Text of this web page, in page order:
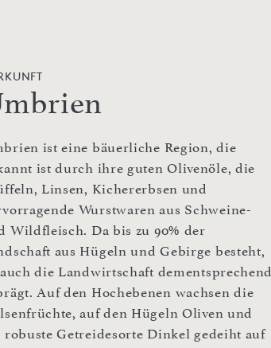
ist eine bäuerliche Region, die
ist durch ihre guten Olivenöle, die
Linsen, Kichererbsen und
Wurstwaren aus Schweine-
Wildfleisch. Da bis zu 90% der
aus Hügeln und Gebirge besteht,
die Landwirtschaft dementsprechend
Auf den Hochebenen wachsen die
auf den Hügeln Oliven und
robuste Getreidesorte Dinkel gedeiht auf